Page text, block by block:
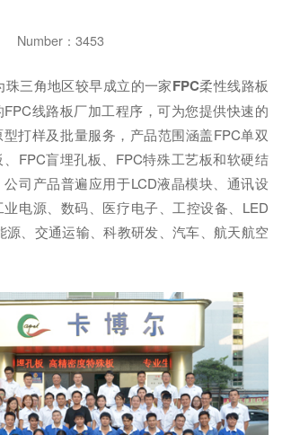
Number：3453
三角地区较早成立的一家FPC柔性线路板
线路板厂加工程序，可为您提供快速的
打样及批量服务，产品范围涵盖FPC单双
FPC盲埋孔板、FPC特殊工艺板和软硬结
司产品普遍应用于LCD液晶模块、通讯设
电源、数码、医疗电子、工控设备、LED
源、交通运输、科教研发、汽车、航天航空